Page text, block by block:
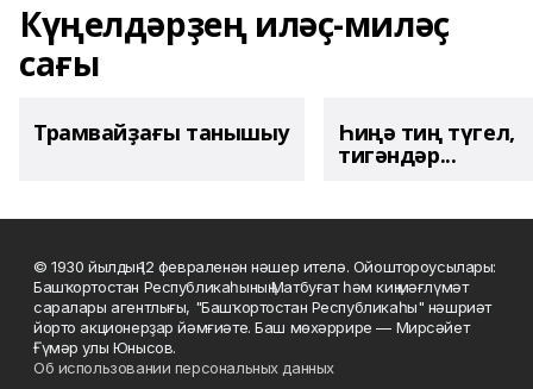
Күңелдәрҙең иләҫ-миләҫ
сағы
Трамвайҙағы танышыу Һиңә тиң түгел,
тигәндәр...
© 1930 йылдың 12 февраленән нәшер ителә. Ойоштороусылары:
Башҡортостан Республикаһының Матбуғат һәм киң мәғлүмәт
саралары агентлығы, "Башҡортостан Республикаһы" нәшриәт
йорто акционерҙар йәмғиәте. Баш мөхәррире — Мирсәйет
Ғүмәр улы Юнысов.
Об использовании персональных данных